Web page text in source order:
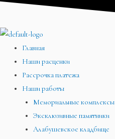
Перейти
содержимому
Главная
Наши расценки
Рассрочка платежа
Наши работы
Мемориальные комплексы
Эксклюзивные памятники
Алабушевское кладбище